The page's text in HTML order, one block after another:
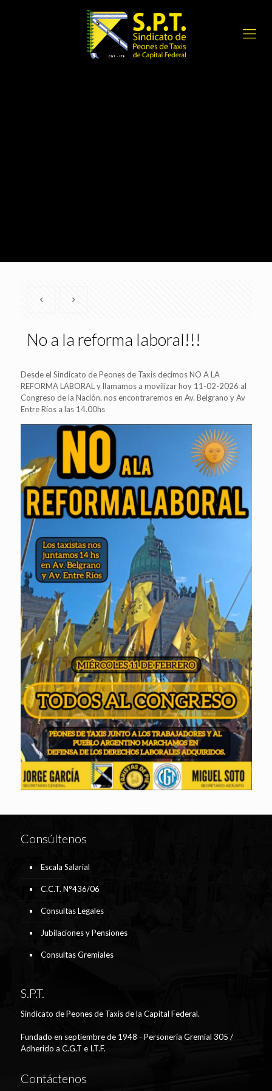
No a la reforma laboral!!!
Desde el Sindicato de Peones de Taxis decimos NO A LA
REFORMA LABORAL y llamamos a movilizar hoy 11-02-2026 al
Congreso de la Nación. nos encontraremos en Av. Belgrano y Av
Entre Ríos a las 14.00hs
Consúltenos
Escala Salarial
C.C.T. N°436/06
Consultas Legales
Jubilaciones y Pensiones
Consultas Gremiales
S.P.T.
Sindicato de Peones de Taxis de la Capital Federal.
Fundado en septiembre de 1948 - Personería Gremial 305 /
Adherido a C.G.T e I.T.F.
Contáctenos